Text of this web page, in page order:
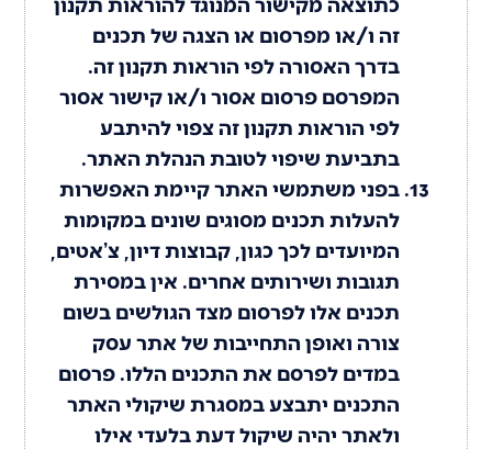
זה ו/או מפרסום או הצגה של תכנים
בדרך האסורה לפי הוראות תקנון זה.
המפרסם פרסום אסור ו/או קישור אסור
לפי הוראות תקנון זה צפוי להיתבע
בתביעת שיפוי לטובת הנהלת האתר.
בפני משתמשי האתר קיימת האפשרות
להעלות תכנים מסוגים שונים במקומות
המיועדים לכך כגון, קבוצות דיון, צ’אטים,
תגובות ושירותים אחרים. אין במסירת
תכנים אלו לפרסום מצד הגולשים בשום
צורה ואופן התחייבות של אתר עסק
במדים לפרסם את התכנים הללו. פרסום
התכנים יתבצע במסגרת שיקולי האתר
ולאתר יהיה שיקול דעת בלעדי אילו